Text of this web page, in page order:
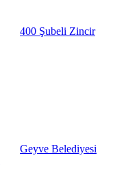
400 Şubeli Zincir
Geyve Belediyesi